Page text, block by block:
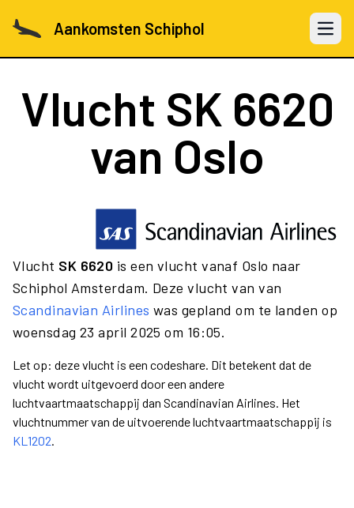
Aankomsten Schiphol Open
Vlucht SK 6620
van Oslo
Vlucht SK 6620 is een vlucht vanaf Oslo naar
Schiphol Amsterdam. Deze vlucht van van
Scandinavian Airlines was gepland om te landen op
woensdag 23 april 2025 om 16:05.
Let op: deze vlucht is een codeshare. Dit betekent dat de
vlucht wordt uitgevoerd door een andere
luchtvaartmaatschappij dan Scandinavian Airlines. Het
vluchtnummer van de uitvoerende luchtvaartmaatschappij is
KL1202.